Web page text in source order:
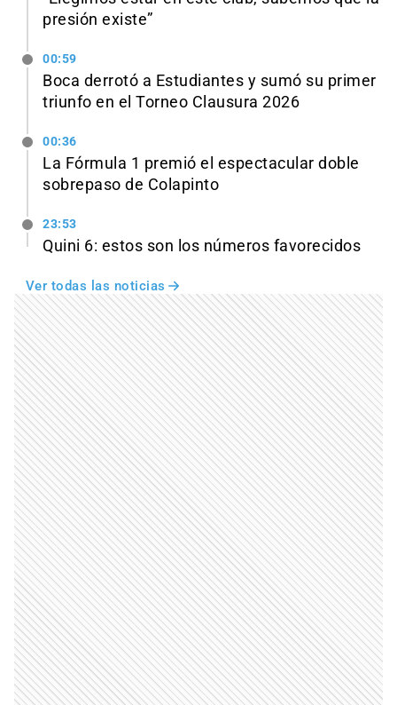
presión existe”
00:59
Boca derrotó a Estudiantes y sumó su primer
triunfo en el Torneo Clausura 2026
00:36
La Fórmula 1 premió el espectacular doble
sobrepaso de Colapinto
23:53
Quini 6: estos son los números favorecidos
Ver todas las noticias